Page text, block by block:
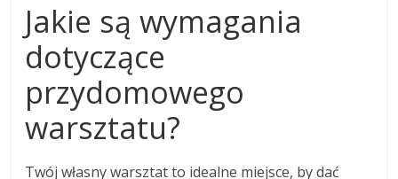
Jakie są wymagania
dotyczące
przydomowego
warsztatu?
Twój własny warsztat to idealne miejsce, by dać